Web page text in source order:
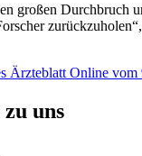
großen Durchbruch
Ärzteblatt Online
uns